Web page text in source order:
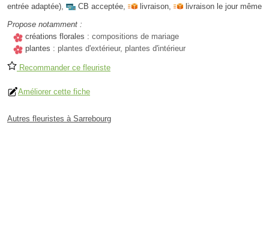
entrée adaptée), CB acceptée, livraison,
livraison le jour même
Propose notamment :
créations florales : compositions de mariage
plantes : plantes d'extérieur, plantes d'intérieur
Recommander ce fleuriste
Améliorer cette fiche
Autres fleuristes à Sarrebourg